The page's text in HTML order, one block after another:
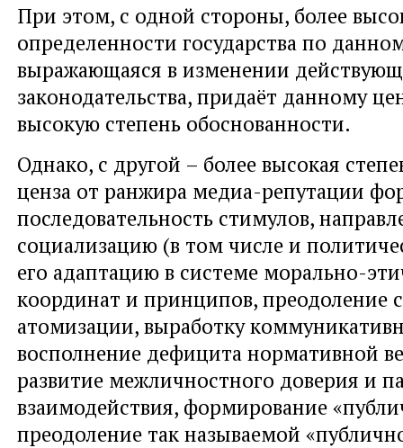
При этом, с одной стороны, более
определенности государства по
выражающаяся в изменении
законодательства, придаёт данному
высокую степень обоснованности.
Однако, с другой – более высокая
ценза от ранжира медиа-репутации
последовательность стимулов,
социализацию (в том числе и
его адаптацию в системе морально-
координат и принципов, преодоление
атомизации, выработку
восполнение дефицита нормативной
развитие межличностного доверия и
взаимодействия, формирование
преодоление так называемой